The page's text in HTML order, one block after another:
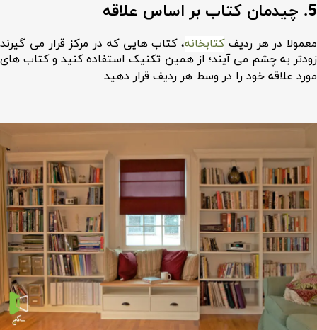
5. چیدمان کتاب بر اساس علاقه
معمولا در هر ردیفکتابخانه، کتاب هایی که در مرکز قرار می گیرند
زودتر به چشم می آیند؛ از همین تکنیک استفاده کنید و کتاب های
مورد علاقه خود را در وسط هر ردیف قرار دهید.